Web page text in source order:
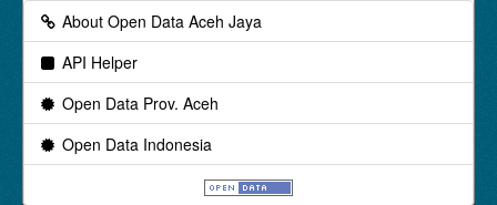
About Open Data Aceh Jaya
API Helper
Open Data Prov. Aceh
Open Data Indonesia